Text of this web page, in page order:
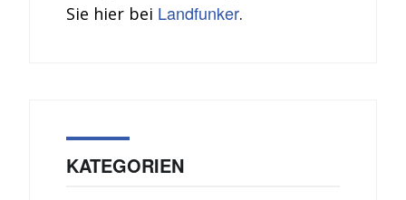
Sie hier bei Landfunker.
KATEGORIEN